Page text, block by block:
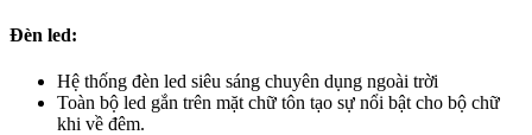
Đèn led:
Hệ thống đèn led siêu sáng chuyên dụng ngoài trời
Toàn bộ led gắn trên mặt chữ tôn tạo sự nổi bật cho bộ chữ
khi về đêm.